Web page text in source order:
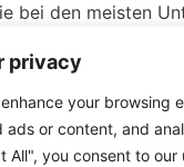
privacy
your browsing
ads or content, and
All", you consent to our
bei den meisten
zu